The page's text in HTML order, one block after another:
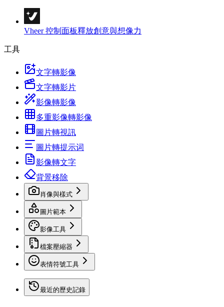
Vheer 控制面板釋放創意與想像力
工具
文字轉影像
文字轉影片
影像轉影像
多重影像轉影像
圖片轉視訊
圖片轉提示词
影像轉文字
背景移除
肖像與樣式
圖片範本
影像工具
檔案壓縮器
表情符號工具
最近的歷史記錄